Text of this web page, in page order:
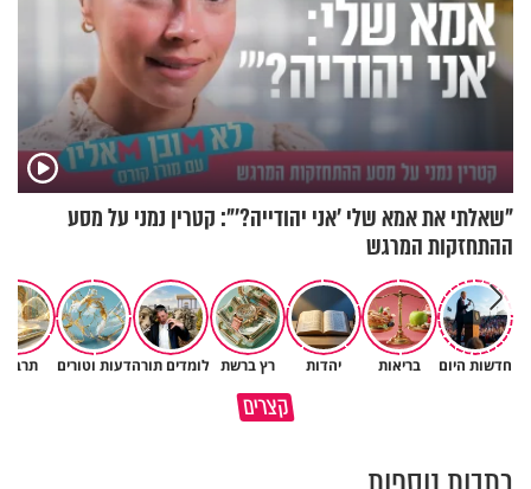
"שאלתי את אמא שלי 'אני יהודייה?'": קטרין נמני על מסע
ההתחזקות המרגש
חדשות היום בריאות יהדות רץ ברשת לומדים תורהדעות וטורים
קצרים
כל אחד מאיתנו הוא עולם ומלואו
למה אנחנו לא רואים את